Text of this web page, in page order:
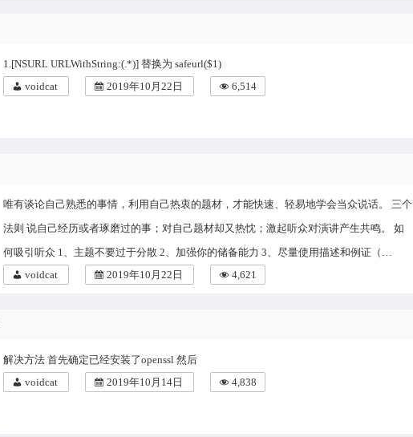
1.[NSURL URLWithString:(.*)] 替换为 safeurl($1)
voidcat
2019年10月22日 6,514
唯有谈论自己熟悉的事情，利用自己热衷的题材，才能快速、轻易地学会当众说话。 三个
法则 说自己经历或者琢磨过的事；对自己题材却又热忱；激起听众对演讲产生共鸣。 如
何吸引听众 1、主题不要过于分散 2、加强你的储备能力 3、尽量使用描述和例证（…
voidcat
2019年10月22日 4,621
解决方法 首先确定已经安装了openssl 然后
voidcat
2019年10月14日 4,838